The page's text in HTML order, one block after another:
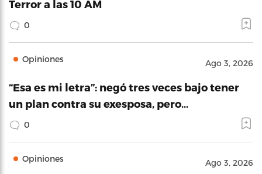
Terror a las 10 AM
0
Opiniones Ago 3, 2026
“Esa es mi letra”: negó tres veces bajo tener
un plan contra su exesposa, pero…
0
Opiniones Ago 3, 2026